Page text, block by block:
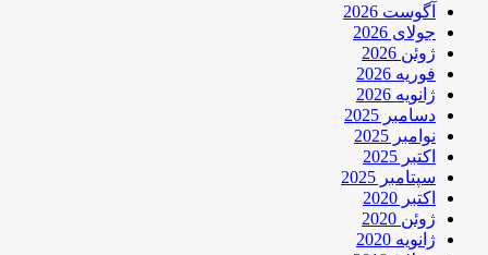
آگوست 2026
جولای 2026
ژوئن 2026
فوریه 2026
ژانویه 2026
دسامبر 2025
نوامبر 2025
اکتبر 2025
سپتامبر 2025
اکتبر 2020
ژوئن 2020
ژانویه 2020